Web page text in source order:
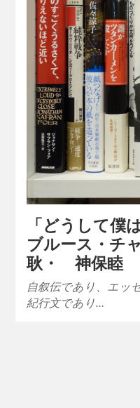
「どうして僕
ブルース・チ
耿・ 神保睦
自叙伝であり、エッ
紀行文であり…